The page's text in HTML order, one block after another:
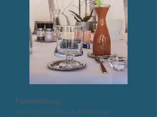
Fastenleitung:
Ich begleite Sie als erfahrener